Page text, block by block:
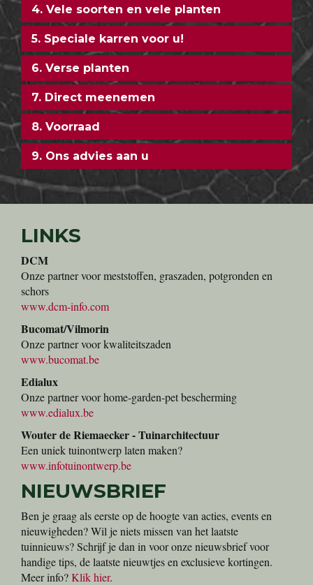
4. Vele soorten en vele planten
5. Speciale karren voor u!
6. Verse planten
7. Direct meenemen
8. Voorraad
9. Ons advies aan u
LINKS
DCM
Onze partner voor meststoffen, graszaden, potgronden en
schors
www.dcm-info.com
Bucomat/Vilmorin
Onze partner voor kwaliteitszaden
www.bucomat.be
Edialux
Onze partner voor home-garden-pet bescherming
www.edialux.be
Wouter de Riemaecker - Tuinarchitectuur
Een uniek tuinontwerp laten maken?
www.infotuinontwerp.be
NIEUWSBRIEF
Ben je graag als eerste op de hoogte van acties, events en
nieuwigheden? Wil je niets missen van het laatste
tuinnieuws? Schrijf je dan in voor onze nieuwsbrief voor
handige tips, de laatste nieuwtjes en exclusieve kortingen.
Meer info?Klik hier.